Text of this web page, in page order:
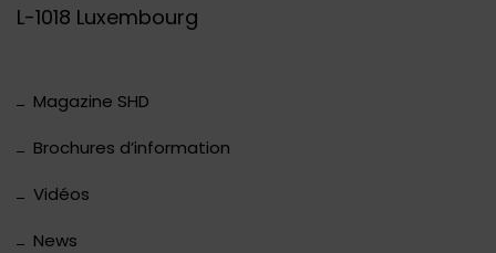
L-1018 Luxembourg
Magazine SHD
Brochures d’information
Vidéos
News